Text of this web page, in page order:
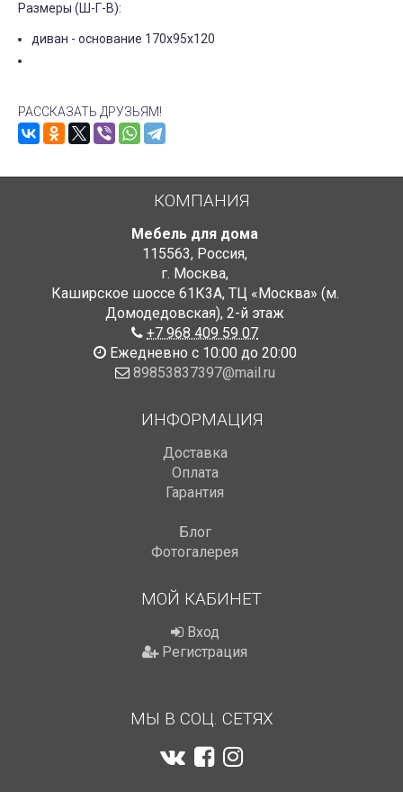
Размеры (Ш-Г-В):
диван - основание 170х95х120
РАССКАЗАТЬ ДРУЗЬЯМ!
КОМПАНИЯ
Мебель для дома
115563, Россия,
г. Москва,
Каширское шоссе 61К3А, ТЦ «Москва» (м.
Домодедовская), 2-й этаж
+7 968 409 59 07
Ежедневно с 10:00 до 20:00
89853837397@mail.ru
ИНФОРМАЦИЯ
Доставка
Оплата
Гарантия
Блог
Фотогалерея
МОЙ КАБИНЕТ
Вход
Регистрация
МЫ В СОЦ. СЕТЯХ